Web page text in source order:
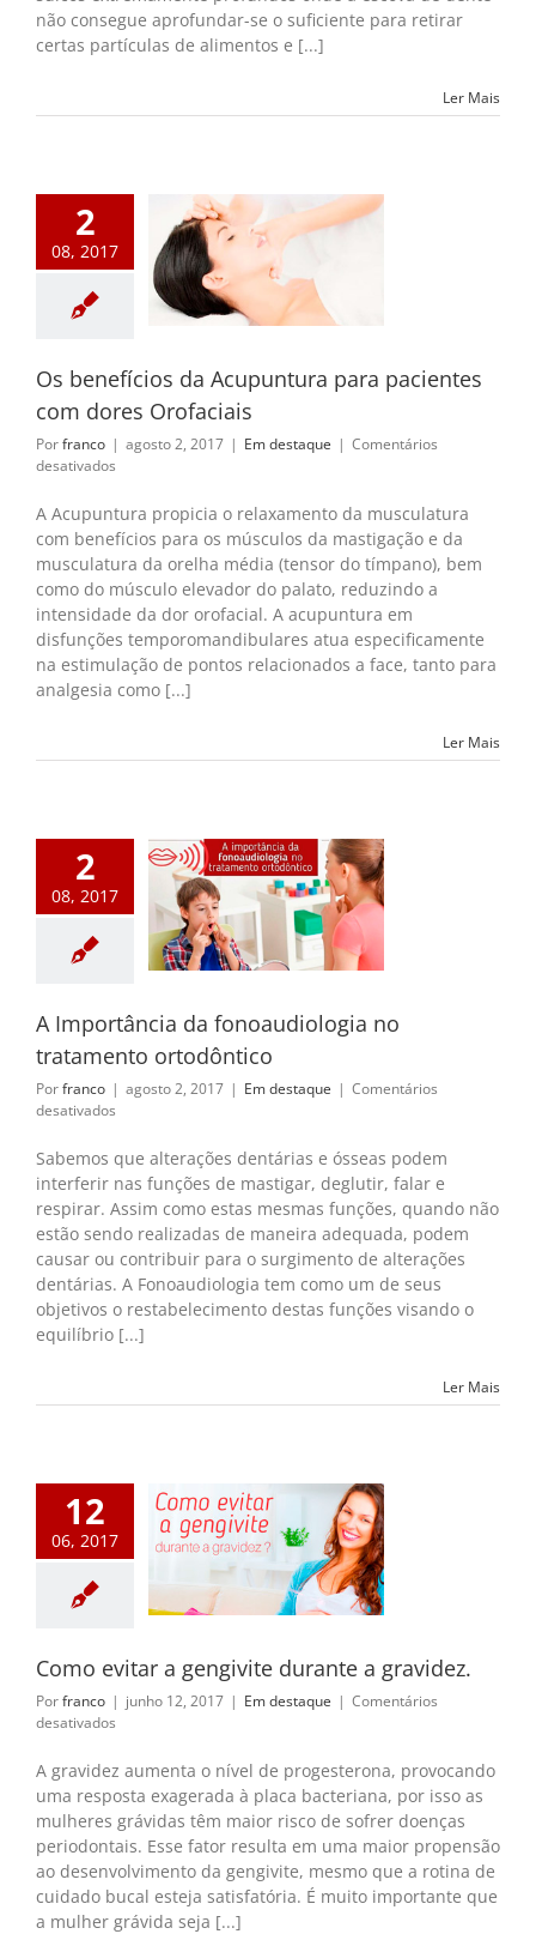
dentários
não consegue aprofundar-se o suficiente para retirar
certas partículas de alimentos e [...]
Ler Mais
2
08, 2017
da
para
Os benefícios da Acupuntura para pacientes
com dores Orofaciais
Porfranco | agosto 2, 2017 | Em destaque | Comentários
desativados
benefícios
da
Acupuntura
para
pacientes
com
dores
Orofaciais
A Acupuntura propicia o relaxamento da musculatura
com benefícios para os músculos da mastigação e da
musculatura da orelha média (tensor do tímpano), bem
como do músculo elevador do palato, reduzindo a
intensidade da dor orofacial. A acupuntura em
disfunções temporomandibulares atua especificamente
na estimulação de pontos relacionados a face, tanto para
analgesia como [...]
Ler Mais
2
08, 2017
da
no
ortodôntico
destaque
A Importância da fonoaudiologia no
tratamento ortodôntico
Porfranco | agosto 2, 2017 | Em destaque | Comentários
desativados
Importância
da
fonoaudiologia
no
tratamento
ortodôntico
Sabemos que alterações dentárias e ósseas podem
interferir nas funções de mastigar, deglutir, falar e
respirar. Assim como estas mesmas funções, quando não
estão sendo realizadas de maneira adequada, podem
causar ou contribuir para o surgimento de alterações
dentárias. A Fonoaudiologia tem como um de seus
objetivos o restabelecimento destas funções visando o
equilíbrio [...]
Ler Mais
12
06, 2017
a gengivite
destaque
Como evitar a gengivite durante a gravidez.
Porfranco | junho 12, 2017 | Em destaque | Comentários
desativados
evitar
gengivite
durante
a
gravidez.
A gravidez aumenta o nível de progesterona, provocando
uma resposta exagerada à placa bacteriana, por isso as
mulheres grávidas têm maior risco de sofrer doenças
periodontais. Esse fator resulta em uma maior propensão
ao desenvolvimento da gengivite, mesmo que a rotina de
cuidado bucal esteja satisfatória. É muito importante que
a mulher grávida seja [...]